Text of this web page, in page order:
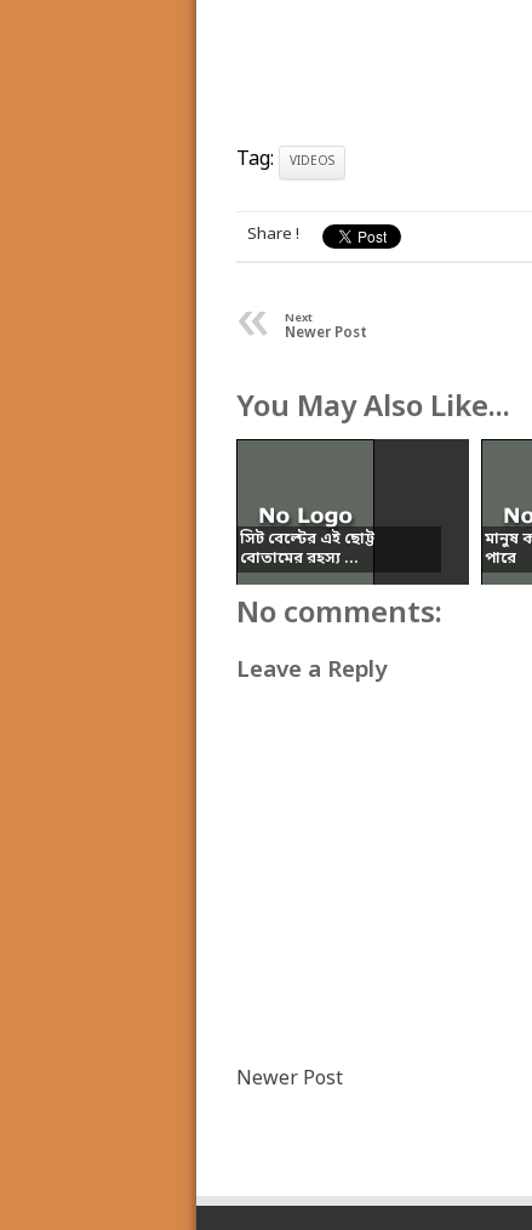
Tag: VIDEOS
Share !
« Next
Newer Post
You May Also Like...
সিট বেল্টের এই ছোট্ট
বোতামের রহস্য ...
মানুষ
পারে
No comments:
Leave a Reply
Newer Post